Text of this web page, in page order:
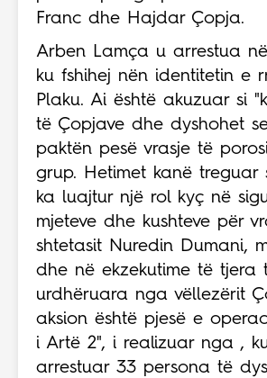
Franc dhe Hajdar Çopja.
Arben Lamça u arrestua në
ku fshihej nën identitetin e
Plaku. Ai është akuzuar si
të Çopjave dhe dyshohet
paktën pesë vrasje të
grup. Hetimet kanë treguar
ka luajtur një rol kyç në
mjeteve dhe kushteve për
shtetasit Nuredin Dumani,
dhe në ekzekutime të tjera
urdhëruara nga vëllezërit
aksion është pjesë e
i Artë 2", i realizuar nga ,
arrestuar 33 persona të